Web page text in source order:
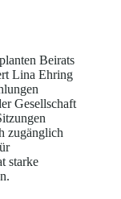
Beirats
Lina Ehring
Gesellschaft
zugänglich
starke